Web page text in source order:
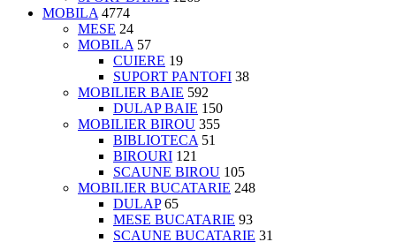
MOBILA 4774
MESE 24
MOBILA 57
CUIERE 19
SUPORT PANTOFI 38
MOBILIER BAIE 592
DULAP BAIE 150
MOBILIER BIROU 355
BIBLIOTECA 51
BIROURI 121
SCAUNE BIROU 105
MOBILIER BUCATARIE 248
DULAP 65
MESE BUCATARIE 93
SCAUNE BUCATARIE 31